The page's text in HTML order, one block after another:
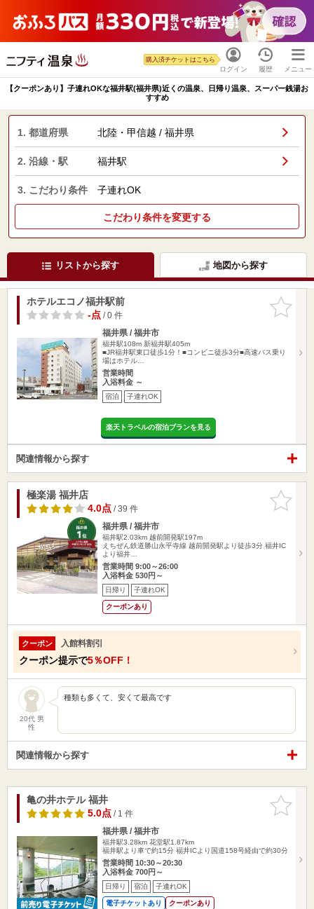
ログイン
購入済チケットはこちら
履歴 メニュー
【クーポンあり】子連れOKな福井駅(福井県)近くの温泉、日帰り温泉、スーパー銭湯お
すすめ
1. 都道府県 北陸・甲信越 / 福井県
2. 沿線・駅 福井駅
3. こだわり条件 子連れOK
こだわり条件を変更する
リストから探す 地図から探す
お気に入
りに追加
ホテルエコノ福井駅前
-点/ 0 件
福井県 / 福井市
福井駅108m 新福井駅405m
■JR福井駅東口徒歩1分！■コンビニ徒歩3分■高速バス乗り
場はホテル…
営業時間
入浴料金 ～
宿泊 子連れOK
楽天トラベルの宿泊プランを見る
関連情報から探す
お気に入
りに追加
極楽湯 福井店
4.0点/ 39 件
福井県 / 福井市
福井駅2.03km 越前開発駅197m
えちぜん鉄道勝山永平寺線 越前開発駅より徒歩3分 福井IC
より福井…
営業時間 9:00～26:00
入浴料金 530円～
日帰り 子連れOK
クーポンあり
クーポン 入館料割引
クーポン提示で5％OFF！
20代 男
性
種類も多くて、安くて最高です
関連情報から探す
お気に入
りに追加
亀の井ホテル 福井
5.0点/ 1 件
福井県 / 福井市
福井駅3.28km 花堂駅1.87km
福井駅より車で約15分 福井ICより国道158号経由で約30分
営業時間 10:30～20:30
入浴料金 700円～
日帰り 宿泊 子連れOK
電子チケットあり クーポンあり